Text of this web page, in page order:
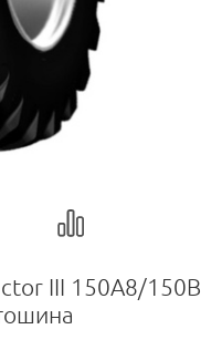
III 150A8/150B